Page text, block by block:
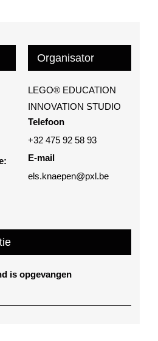
Organisator
LEGO® EDUCATION
INNOVATION STUDIO
Telefoon
+32 475 92 58 93
E-mail
els.knaepen@pxl.be
is opgevangen